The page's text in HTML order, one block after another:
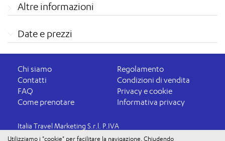
Altre informazioni
Date e prezzi
Chi siamo
Contatti
FAQ
Come prenotare
Regolamento
Condizioni di vendita
Privacy e cookie
Informativa privacy
Italia Travel Marketing S.r.l. P.IVA
03816060234
Utilizziamo i "cookie" per facilitare la navigazione. Chiudendo